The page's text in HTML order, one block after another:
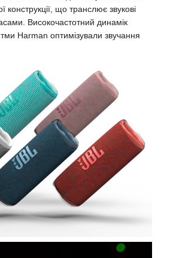
конструкції, що транслює звукові
Високочастотний динамік
Harman оптимізували звучання